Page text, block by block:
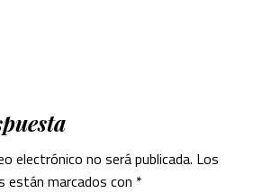
electrónico no será publicada. Los
están marcados con *